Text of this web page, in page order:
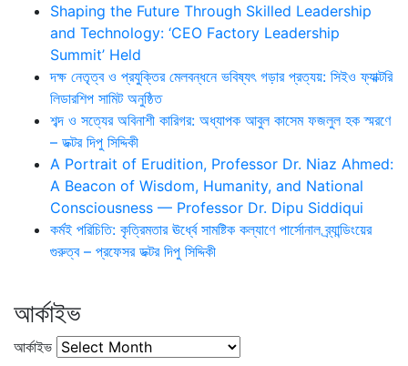
Shaping the Future Through Skilled Leadership
and Technology: ‘CEO Factory Leadership
Summit’ Held
দক্ষ নেতৃত্ব ও প্রযুক্তির মেলবন্ধনে ভবিষ্যৎ গড়ার প্রত্যয়: সিইও ফ্যাক্টরি
লিডারশিপ সামিট অনুষ্ঠিত
শব্দ ও সত্যের অবিনাশী কারিগর: অধ্যাপক আবুল কাসেম ফজলুল হক স্মরণে
– ডক্টর দিপু সিদ্দিকী
A Portrait of Erudition, Professor Dr. Niaz Ahmed:
A Beacon of Wisdom, Humanity, and National
Consciousness — Professor Dr. Dipu Siddiqui
কর্মই পরিচিতি: কৃত্রিমতার ঊর্ধ্বে সামষ্টিক কল্যাণে পার্সোনাল ব্র্যান্ডিংয়ের
গুরুত্ব – প্রফেসর ডক্টর দিপু সিদ্দিকী
আর্কাইভ
আর্কাইভ